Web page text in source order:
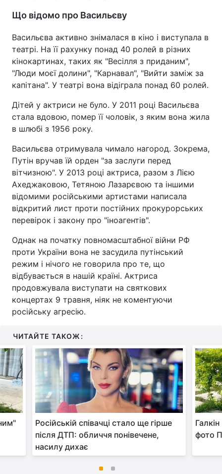
Що відомо про Васильєву
Васильєва активно знімалася в кіно і виступала в
театрі. На її рахунку понад 40 ролей в різних
кінокартинах, таких як "Весілля з приданим",
"Люди моєї долини", "Карнавал", "Вийти заміж за
капітана". У театрі вона відіграла понад 60 ролей.
Дітей у актриси не було. У 2011 році Васильєва
стала вдовою, помер її чоловік, з яким вона жила
в шлюбі з 1956 року.
Васильєва отримувала чимало нагород. Зокрема,
Путін вручав їй орден "за заслуги перед
вітчизною". У 2013 році актриса, разом з Лією
Ахеджаковою, Тетяною Лазарєвою та іншими
відомими російськими артистами написала
відкритий лист проти постійних прокурорських
перевірок і закону про "іноагентів".
Однак на початку повномасштабної війни РФ
проти України вона не засудила путінський
режим і нічого не говорила про те, що
відбувається в нашій країні. Актриса
продовжувала виступати на святкових
концертах 9 травня, ніяк не коментуючи
російську агресію.
ЧИТАЙТЕ ТАКОЖ:
Російській співачці стало ще гірше
після ДТП: обличчя понівечене,
насилу дихає
фото